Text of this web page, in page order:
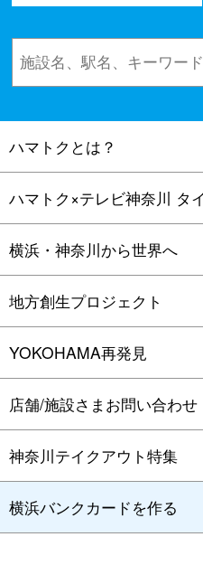
ハマトクとは？
ハマトク×テレビ神奈川 タ
横浜・神奈川から世界へ
地方創生プロジェクト
YOKOHAMA再発見
店舗/施設さまお問い合わせ
神奈川テイクアウト特集
横浜バンクカードを作る